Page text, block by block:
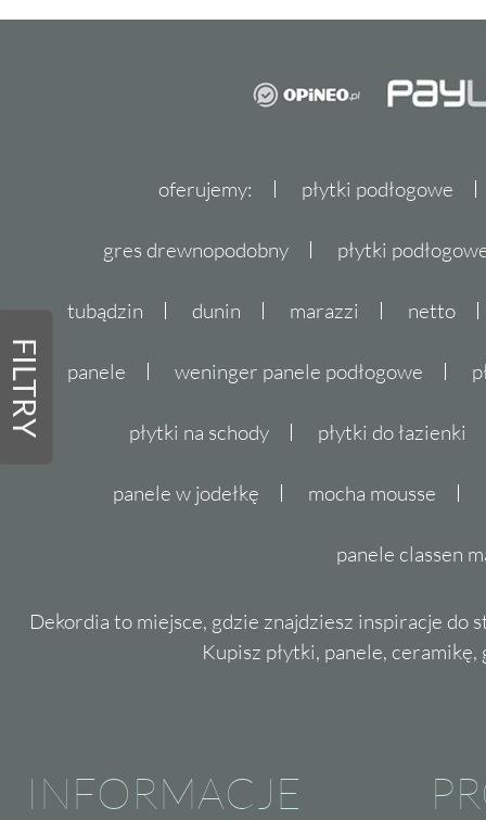
FILTRY
oferujemy: płytki podłogowe
gres drewnopodobny płytki
tubądzin dunin marazzi netto
panele weninger panele podłogowe
płytki na schody płytki do łazienki
panele w jodełkę mocha mousse
panele classen
Dekordia to miejsce, gdzie znajdziesz inspiracje do
Kupisz płytki, panele,
INFORMACJE